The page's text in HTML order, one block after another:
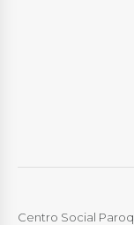
Centro Social